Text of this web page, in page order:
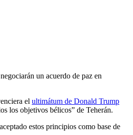
un acuerdo de paz en
el ultimátum de Donald Trump
los objetivos bélicos” de Teherán.
estos principios como base de